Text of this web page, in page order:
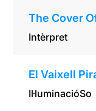
The Cover
Intèrpret
El Vaixell
Il·luminacióSo